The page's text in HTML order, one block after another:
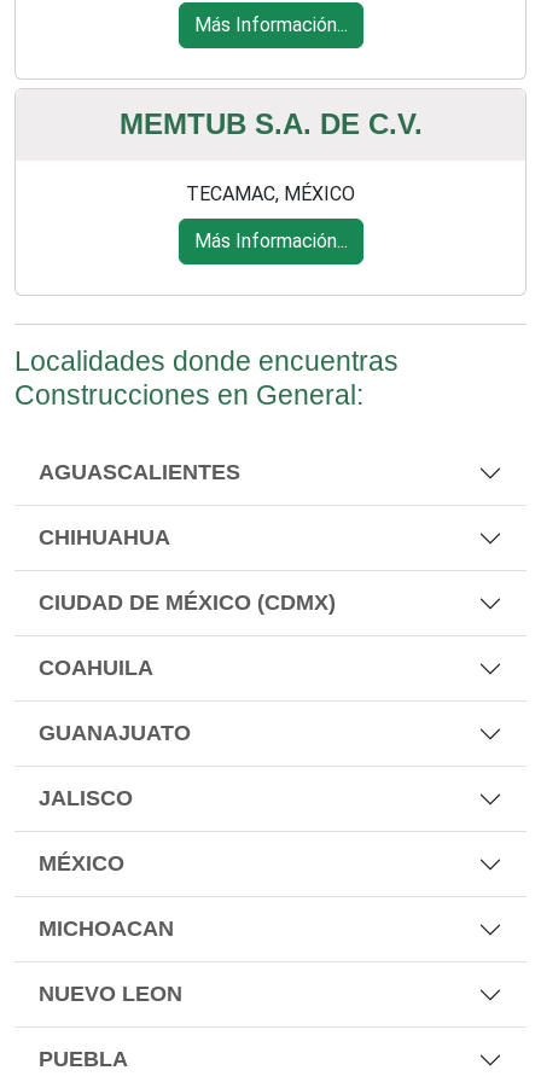
Más Información...
MEMTUB S.A. DE C.V.
TECAMAC, MÉXICO
Más Información...
Localidades donde encuentras
Construcciones en General:
AGUASCALIENTES
CHIHUAHUA
CIUDAD DE MÉXICO (CDMX)
COAHUILA
GUANAJUATO
JALISCO
MÉXICO
MICHOACAN
NUEVO LEON
PUEBLA